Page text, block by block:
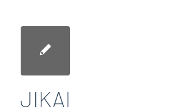
JIKAI